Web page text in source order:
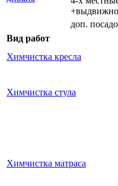
доп.
Вид работ
Химчистка кресла
Химчистка стула
Химчистка матраса